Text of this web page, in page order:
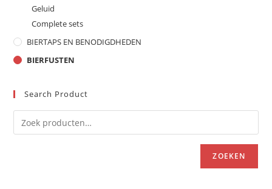
Geluid
Complete sets
BIERTAPS EN BENODIGDHEDEN
BIERFUSTEN
Search Product
ZOEKEN